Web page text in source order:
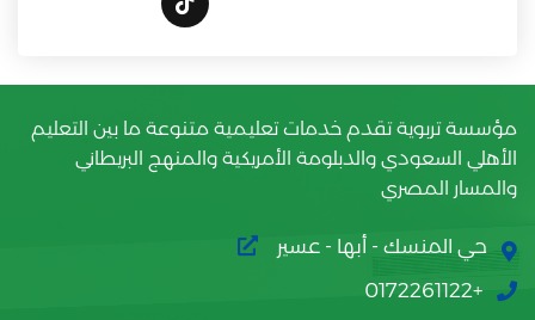
مؤسسة تربوية تقدم خدمات تعليمية متنوعة ما بين التعليم
الأهلي السعودي والدبلومة الأمريكية والمنهج البريطاني
والمسار المصري
حي المنسك - أبها - عسير
+0172261122